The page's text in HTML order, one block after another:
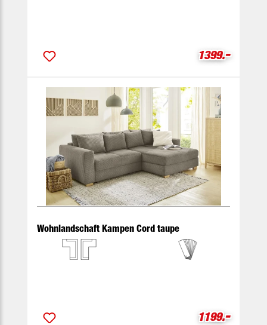
Verkaufspreis:
1399.-
Wohnlandschaft Kampen Cord taupe
Verkaufspreis:
1199.-